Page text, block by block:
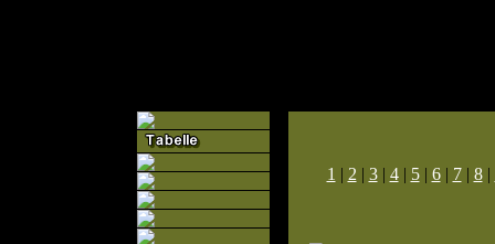
1 | 2 | 3| 4| 5| 6| 7| 8|